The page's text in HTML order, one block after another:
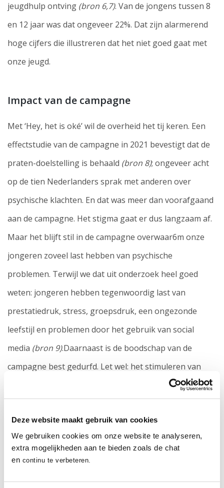
Deze website maakt gebruik van cookies
We gebruiken cookies om onze website te analyseren,
extra mogelijkheden aan te bieden zoals de chat
en continu te verbeteren.
jeugdhulp ontving (bron 6,7). Van de jongens tussen 8
en 12 jaar was dat ongeveer 22%. Dat zijn alarmerend
hoge cijfers die illustreren dat het niet goed gaat met
onze jeugd.
Impact van de campagne
Met ‘Hey, het is oké’ wil de overheid het tij keren. Een
effectstudie van de campagne in 2021 bevestigt dat de
praten-doelstelling is behaald (bron 8); ongeveer acht
op de tien Nederlanders sprak met anderen over
psychische klachten. En dat was meer dan voorafgaand
aan de campagne. Het stigma gaat er dus langzaam af.
Maar het blijft stil in de campagne overwaar6m onze
jongeren zoveel last hebben van psychische
problemen. Terwijl we dat uit onderzoek heel goed
weten: jongeren hebben tegenwoordig last van
prestatiedruk, stress, groepsdruk, een ongezonde
leefstijl en problemen door het gebruik van social
media (bron 9).Daarnaast is de boodschap van de
campagne best gedurfd. Let wel: het stimuleren van
face to face praten over mentale problemen vinden wij
problemen te normaliseren. Maar jongeren brengen
verontrustend veel tijd door op social media apps en
‘praten met elkaar’ staat voor hen gelijk aan ‘chatten’.